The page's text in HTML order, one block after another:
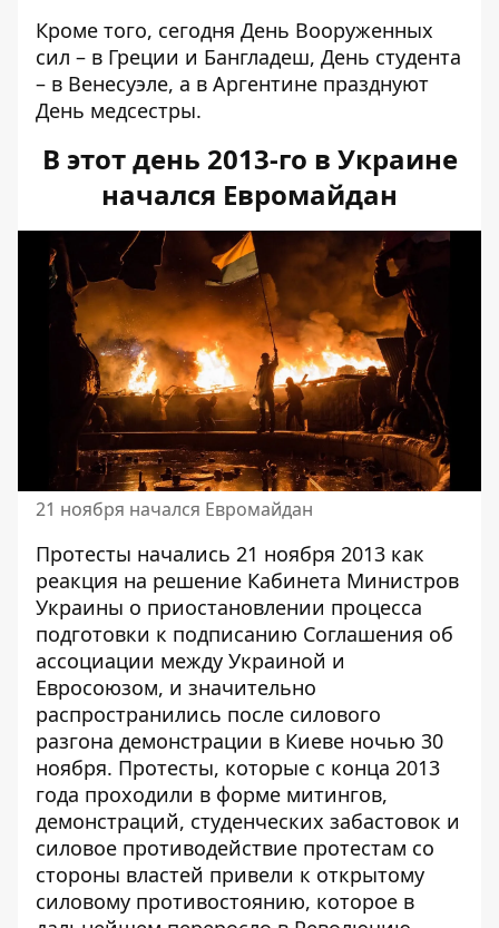
Кроме того, сегодня День Вооруженных
сил – в Греции и Бангладеш, День студента
– в Венесуэле, а в Аргентине празднуют
День медсестры.
В этот день 2013-го в Украине
начался Евромайдан
21 ноября начался Евромайдан
Протесты начались 21 ноября 2013 как
реакция на решение Кабинета Министров
Украины о приостановлении процесса
подготовки к подписанию Соглашения об
ассоциации между Украиной и
Евросоюзом, и значительно
распространились после силового
разгона демонстрации в Киеве ночью 30
ноября. Протесты, которые с конца 2013
года проходили в форме митингов,
демонстраций, студенческих забастовок и
силовое противодействие протестам со
стороны властей привели к открытому
силовому противостоянию, которое в